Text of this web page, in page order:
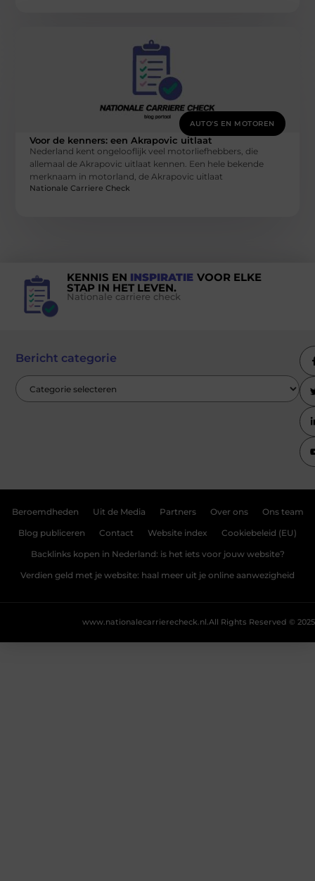
AUTO'S EN MOTOREN
Voor de kenners: een Akrapovic uitlaat
Nederland kent ongelooflijk veel motorliefhebbers, die
allemaal de Akrapovic uitlaat kennen. Een hele bekende
merknaam in motorland, de Akrapovic uitlaat
Nationale Carriere Check
KENNIS EN INSPIRATIE VOOR ELKE
STAP IN HET LEVEN.
Nationale carriere check
Bericht categorie
Beroemdheden Uit de Media Partners Over ons Ons team
Blog publiceren Contact Website index Cookiebeleid (EU)
Backlinks kopen in Nederland: is het iets voor jouw website?
Verdien geld met je website: haal meer uit je online aanwezigheid
All Rights Reserved © 2025
www.nationalecarrierecheck.nl.